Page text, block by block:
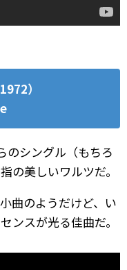
）
のシングル（もちろ
の美しいワルツだ。
曲のようだけど、い
ンスが光る佳曲だ。